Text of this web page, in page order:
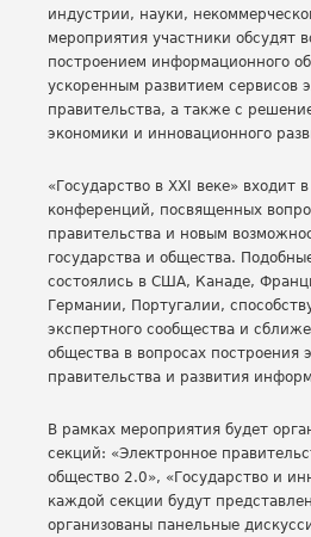
индустрии, науки,
мероприятия участники обсудят
построением информационного
ускоренным развитием сервисов
правительства, а также с
экономики и инновационного
«Государство в XXI веке» входит
конференций, посвященных
правительства и новым
государства и общества.
состоялись в США, Канаде,
Германии, Португалии,
экспертного сообщества и
общества в вопросах построения
правительства и развития
В рамках мероприятия будет
секций: «Электронное
общество 2.0», «Государство и
каждой секции будут
организованы панельные